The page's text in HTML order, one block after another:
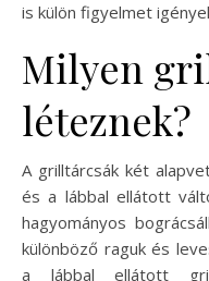
is külön figyelmet
Milyen
léteznek?
A grilltárcsák két
és a lábbal ellátott
hagyományos
különböző raguk és
a lábbal ellátott